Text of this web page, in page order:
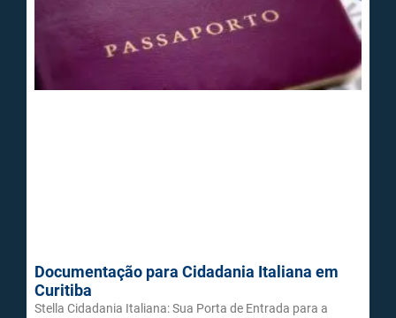
Documentação para Cidadania Italiana em
Curitiba
Stella Cidadania Italiana: Sua Porta de Entrada para a